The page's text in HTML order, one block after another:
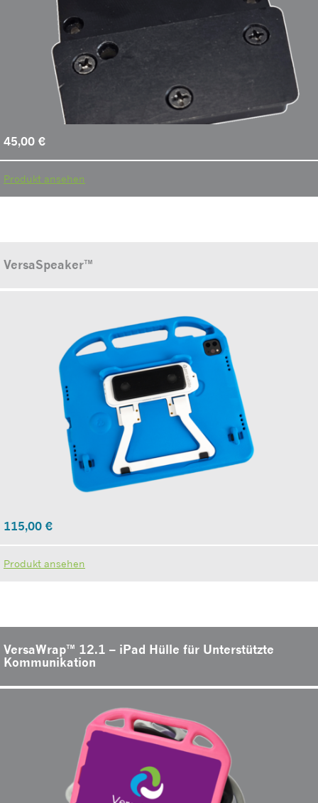
45,00 €
Produkt ansehen
VersaSpeaker™
115,00 €
Produkt ansehen
VersaWrap™ 12.1 – iPad Hülle für Unterstützte
Kommunikation